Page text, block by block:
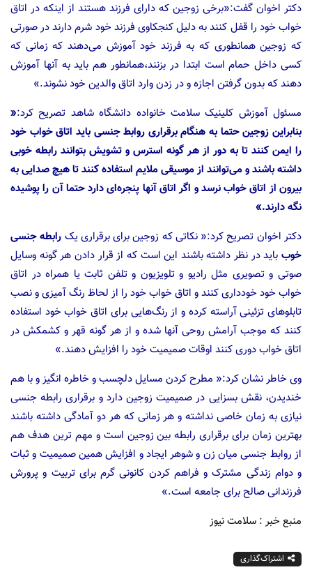
دکتر اخوان گفت:«برخی زوجین که دارای فرزند هستند از اینکه در اتاق
خواب خود را قفل کنند به دلیل کنجکاوی فرزند خود شرم دارند در صورتی
که زوجین همانطوری که به فرزند خود آموزش می‌دهند که زمانی که
کسی داخل حمام است ابتدا در بزنند،همانطور هم باید به آنها آموزش
دهند که بدون گرفتن اجازه و در زدن وارد اتاق والدین خود نشوند.»
مسئول آموزش کلینیک سلامت خانواده دانشگاه شاهد تصریح کرد:«
بنابراین زوجین حتما به هنگام برقراری روابط جنسی باید اتاق خواب خود
را ایمن کنند تا به دور از هر گونه استرس و تشویش بتوانند رابطه خوبی
داشته باشند و می‌توانند از موسیقی ملایم استفاده کنند تا هیچ صدایی به
بیرون از اتاق خواب نرسد و اگر اتاق آنها پنجره‌ای دارد حتما آن را پوشیده
نگه دارند.»
دکتر اخوان تصریح کرد:« نکاتی که زوجین برای برقراری یک رابطه جنسی
خوب باید در نظر داشته باشند این است که از قرار دادن هر گونه وسایل
صوتی و تصویری مثل رادیو و تلویزیون و تلفن ثابت یا همراه در اتاق
خواب خود خودداری کنند و اتاق خواب خود را از لحاظ رنگ آمیزی و نصب
تابلوهای تزئینی آراسته کرده و از رنگ‌هایی برای اتاق خواب خود استفاده
کنند که موجب آرامش روحی آنها شده و از هر گونه قهر و کشمکش در
اتاق خواب دوری کنند اوقات صمیمیت خود را افزایش دهند.»
وی خاطر نشان کرد:« مطرح کردن مسایل دلچسب و خاطره انگیز و با هم
خندیدن، نقش بسزایی در صمیمیت زوجین دارد و برقراری رابطه جنسی
نیازی به زمان خاصی نداشته و هر زمانی که هر دو آمادگی داشته باشند
بهترین زمان برای برقراری رابطه بین زوجین است و مهم ترین هدف هم
از روابط جنسی میان زن و شوهر ایجاد و افزایش همین صمیمیت و ثبات
و دوام زندگی مشترک و فراهم کردن کانونی گرم برای تربیت و پرورش
فرزندانی صالح برای جامعه است.»
منبع خبر : سلامت نیوز
اشتراک‌گذاری